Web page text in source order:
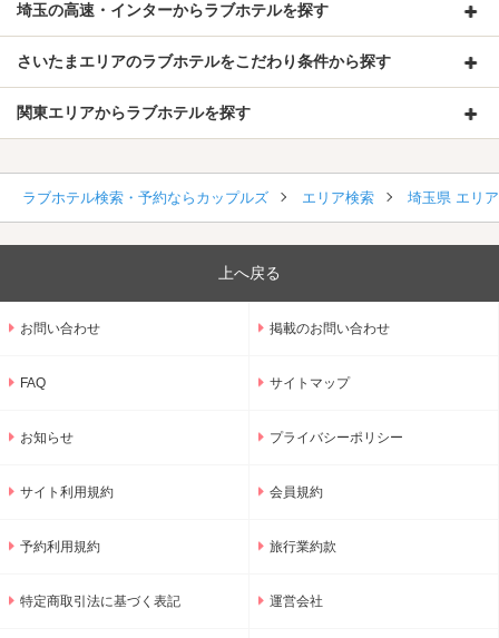
埼玉の高速・インターからラブホテルを探す
さいたまエリアのラブホテルをこだわり条件から探す
関東エリアからラブホテルを探す
ラブホテル検索・予約ならカップルズ エリア検索 埼玉県 エリ
上へ戻る
お問い合わせ 掲載のお問い合わせ
FAQ サイトマップ
お知らせ プライバシーポリシー
サイト利用規約 会員規約
予約利用規約 旅行業約款
特定商取引法に基づく表記 運営会社